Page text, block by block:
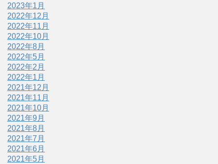
2023年1月
2022年12月
2022年11月
2022年10月
2022年8月
2022年5月
2022年2月
2022年1月
2021年12月
2021年11月
2021年10月
2021年9月
2021年8月
2021年7月
2021年6月
2021年5月